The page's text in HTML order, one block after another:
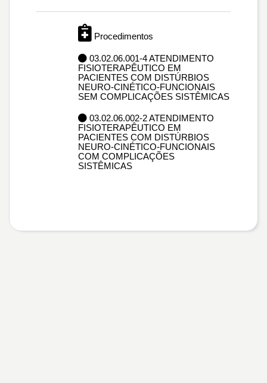
Procedimentos
03.02.06.001-4 ATENDIMENTO
FISIOTERAPÊUTICO EM
PACIENTES COM DISTÚRBIOS
NEURO-CINÉTICO-FUNCIONAIS
SEM COMPLICAÇÕES SISTÊMICAS
03.02.06.002-2 ATENDIMENTO
FISIOTERAPÊUTICO EM
PACIENTES COM DISTÚRBIOS
NEURO-CINÉTICO-FUNCIONAIS
COM COMPLICAÇÕES
SISTÊMICAS